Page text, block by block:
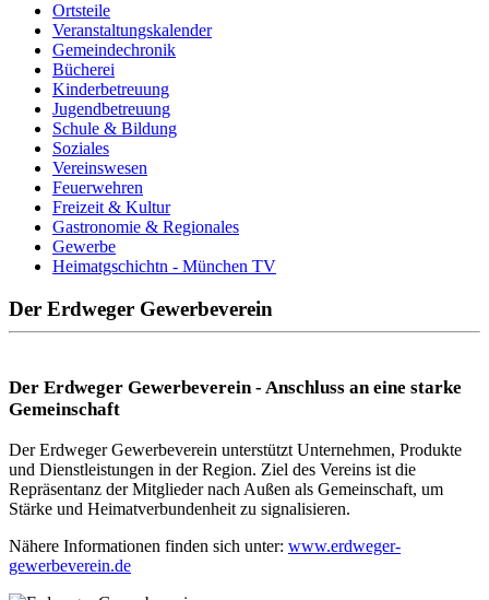
Ortsteile
Veranstaltungskalender
Gemeindechronik
Bücherei
Kinderbetreuung
Jugendbetreuung
Schule & Bildung
Soziales
Vereinswesen
Feuerwehren
Freizeit & Kultur
Gastronomie & Regionales
Gewerbe
Heimatgschichtn - München TV
Der Erdweger Gewerbeverein
Der Erdweger Gewerbeverein - Anschluss an eine starke
Gemeinschaft
Der Erdweger Gewerbeverein unterstützt Unternehmen, Produkte
und Dienstleistungen in der Region. Ziel des Vereins ist die
Repräsentanz der Mitglieder nach Außen als Gemeinschaft, um
Stärke und Heimatverbundenheit zu signalisieren.
Nähere Informationen finden sich unter: www.erdweger-
gewerbeverein.de